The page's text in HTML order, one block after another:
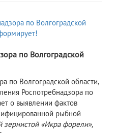
по Волгоградской
по Волгоградской области,
Роспотребнадзора по
о выявлении фактов
рыбной
зернистой «Икра форели»,